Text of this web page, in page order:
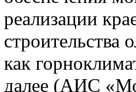
реализации
строительства
как
далее (АИС